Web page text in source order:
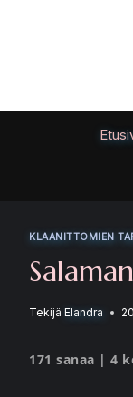
KLAANITTOMIEN
Tekijä Elandra
171 sanaa | 4